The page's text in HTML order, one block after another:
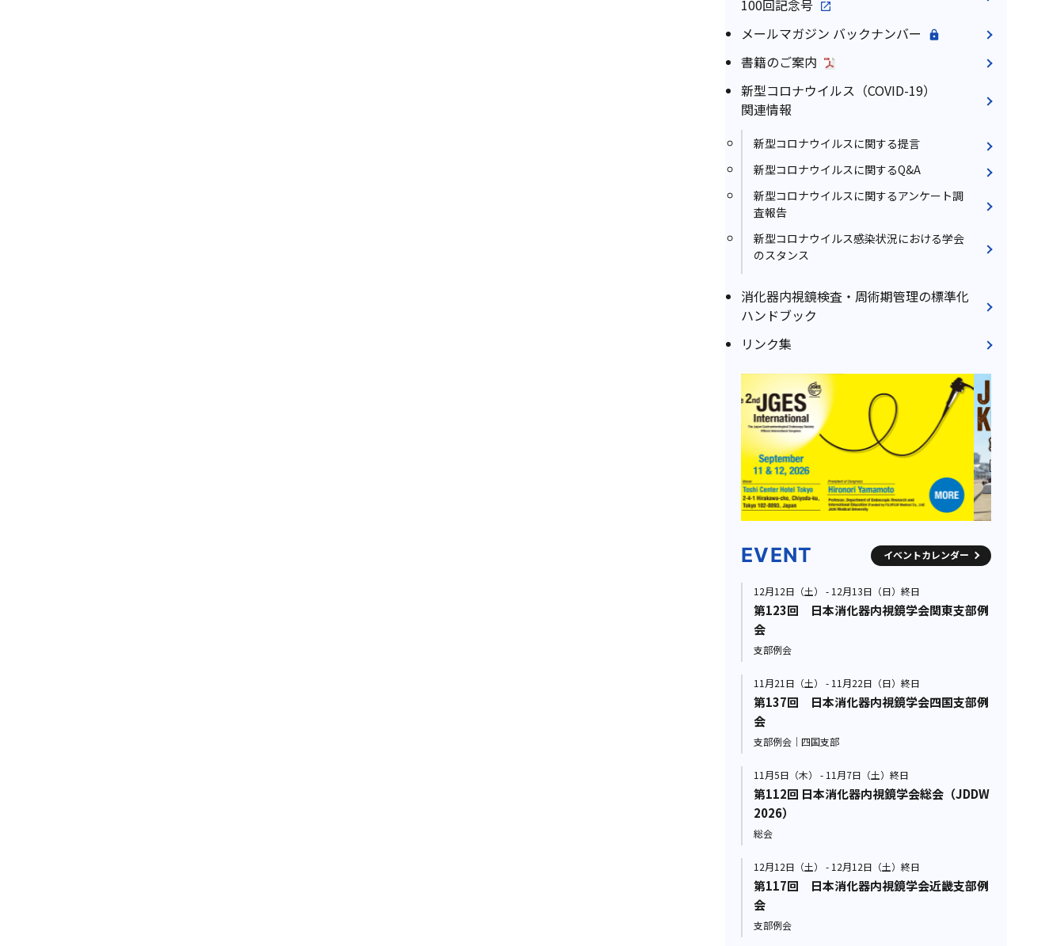
100回記念号
メールマガジン バックナンバー
書籍のご案内
新型コロナウイルス（COVID-19）
関連情報
新型コロナウイルスに関する提言
新型コロナウイルスに関するQ&A
新型コロナウイルスに関するアンケート調
査報告
新型コロナウイルス感染状況における学会
のスタンス
消化器内視鏡検査・周術期管理の標準化
ハンドブック
リンク集
EVENT イベントカレンダー
12月12日（土） - 12月13日（日）終日
第123回 日本消化器内視鏡学会関東支部例
会
支部例会
11月21日（土） - 11月22日（日）終日
第137回 日本消化器内視鏡学会四国支部例
会
支部例会｜四国支部
11月5日（木） - 11月7日（土）終日
第112回 日本消化器内視鏡学会総会（JDDW
2026）
総会
12月12日（土） - 12月12日（土）終日
第117回 日本消化器内視鏡学会近畿支部例
会
支部例会